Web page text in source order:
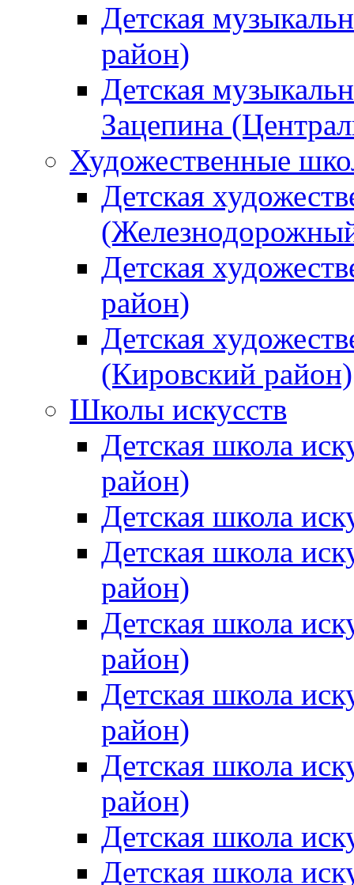
Детская
район)
Детская
Зацепина
Художественные
Детская
Детская
район)
Детская
(Кировский район)
Школы искусств
Детская школа
район)
Детская школа
Детская школа
район)
Детская школа
район)
Детская школа
район)
Детская школа
район)
Детская школа
Детская школа